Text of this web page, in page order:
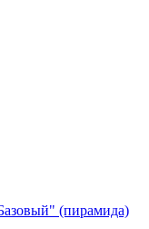
(пирамида)